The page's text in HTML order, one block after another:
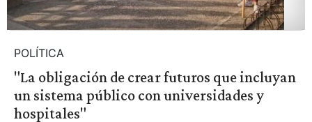
POLÍTICA
"La obligación de crear futuros que incluyan
un sistema público con universidades y
hospitales"